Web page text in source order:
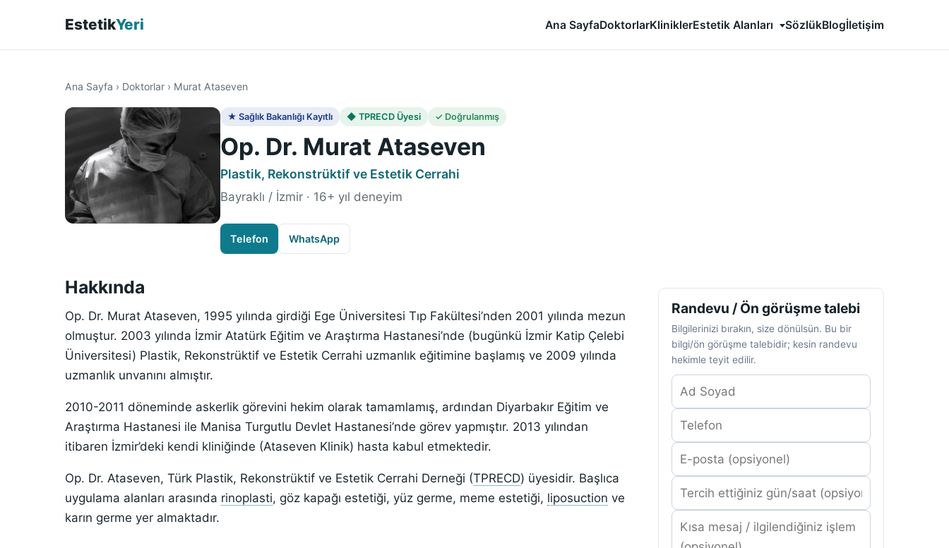
EstetikYeri Ana SayfaDoktorlarKliniklerEstetik Alanları SözlükBlogİletişim
Ana Sayfa › Doktorlar › Murat Ataseven
★ Sağlık Bakanlığı Kayıtlı ◆ TPRECD Üyesi ✓ Doğrulanmış
Op. Dr. Murat Ataseven
Plastik, Rekonstrüktif ve Estetik Cerrahi
Bayraklı / İzmir · 16+ yıl deneyim
Telefon WhatsApp
Hakkında
Op. Dr. Murat Ataseven, 1995 yılında girdiği Ege Üniversitesi Tıp Fakültesi’nden 2001 yılında mezun
olmuştur. 2003 yılında İzmir Atatürk Eğitim ve Araştırma Hastanesi’nde (bugünkü İzmir Katip Çelebi
Üniversitesi) Plastik, Rekonstrüktif ve Estetik Cerrahi uzmanlık eğitimine başlamış ve 2009 yılında
uzmanlık unvanını almıştır.
2010-2011 döneminde askerlik görevini hekim olarak tamamlamış, ardından Diyarbakır Eğitim ve
Araştırma Hastanesi ile Manisa Turgutlu Devlet Hastanesi’nde görev yapmıştır. 2013 yılından
itibaren İzmir’deki kendi kliniğinde (Ataseven Klinik) hasta kabul etmektedir.
Op. Dr. Ataseven, Türk Plastik, Rekonstrüktif ve Estetik Cerrahi Derneği (TPRECD) üyesidir. Başlıca
uygulama alanları arasında rinoplasti, göz kapağı estetiği, yüz germe, meme estetiği, liposuction ve
karın germe yer almaktadır.
Randevu / Ön görüşme talebi
Bilgilerinizi bırakın, size dönülsün. Bu bir
bilgi/ön görüşme talebidir; kesin randevu
hekimle teyit edilir.